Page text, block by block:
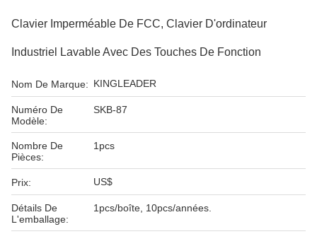
Clavier Imperméable De FCC, Clavier D'ordinateur
Industriel Lavable Avec Des Touches De Fonction
Nom De Marque: KINGLEADER
Numéro De
Modèle:
SKB-87
Nombre De
Pièces:
1pcs
Prix: US$
Détails De
L'emballage:
1pcs/boîte, 10pcs/années.